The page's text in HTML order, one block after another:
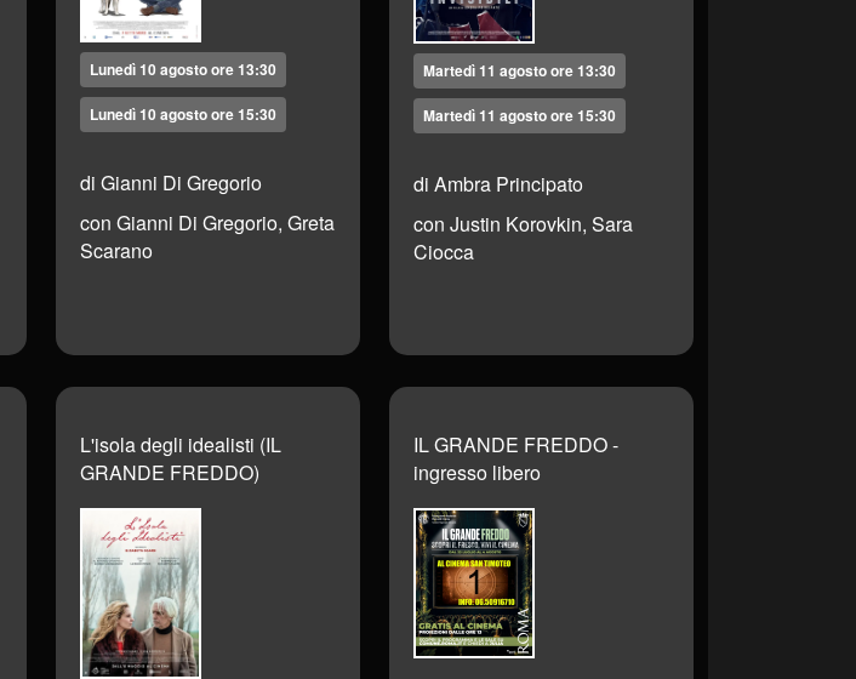
Lunedì 10 agosto ore 13:30
Lunedì 10 agosto ore 15:30
di Gianni Di Gregorio
con Gianni Di Gregorio, Greta
Scarano
Martedì 11 agosto ore 13:30
Martedì 11 agosto ore 15:30
di Ambra Principato
con Justin Korovkin, Sara
Ciocca
L'isola degli idealisti (IL
GRANDE FREDDO)
IL GRANDE FREDDO -
ingresso libero